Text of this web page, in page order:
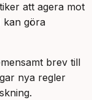
att agera mot
kan göra
brev till
nya regler